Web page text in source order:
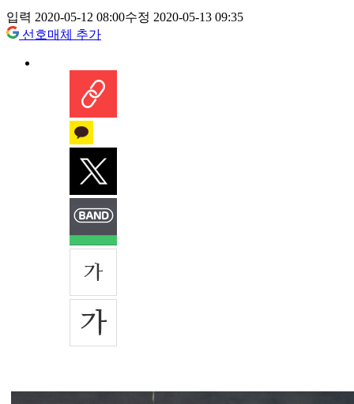
입력 2020-05-12 08:00수정 2020-05-13 09:35
선호매체 추가